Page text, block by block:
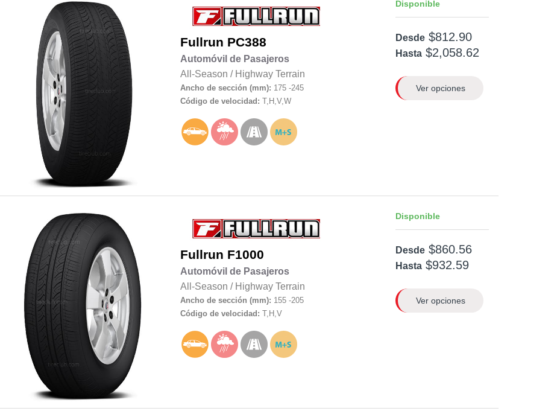
Fullrun PC388
Automóvil de Pasajeros
All-Season / Highway Terrain
Ancho de sección (mm): 175 -245
Código de velocidad: T,H,V,W
Disponible
Desde $812.90
Hasta $2,058.62
Ver opciones
Fullrun F1000
Automóvil de Pasajeros
All-Season / Highway Terrain
Ancho de sección (mm): 155 -205
Código de velocidad: T,H,V
Disponible
Desde $860.56
Hasta $932.59
Ver opciones